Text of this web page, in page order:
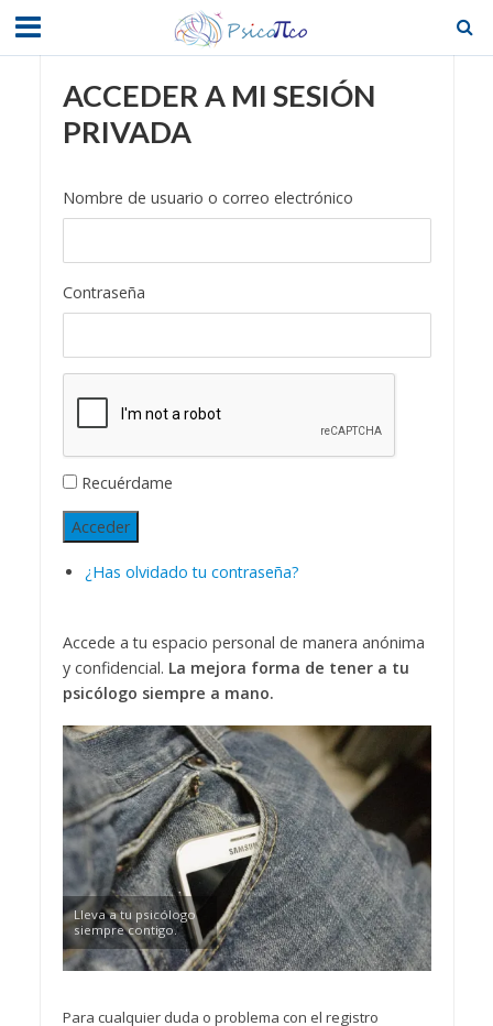
ACCEDER A MI SESIÓN
PRIVADA
Nombre de usuario o correo electrónico
Contraseña
Recuérdame
Acceder
¿Has olvidado tu contraseña?
Accede a tu espacio personal de manera anónima
y confidencial. La mejora forma de tener a tu
psicólogo siempre a mano.
Lleva a tu psicólogo
siempre contigo.
Para cualquier duda o problema con el registro